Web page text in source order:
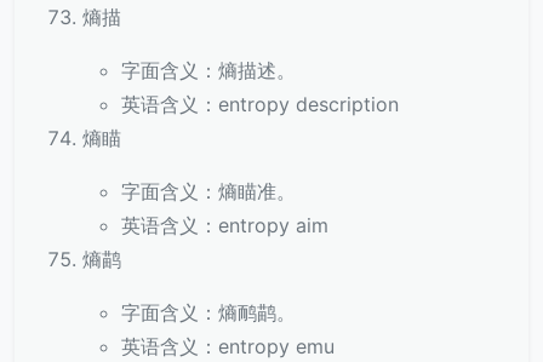
熵描
字面含义：熵描述。
英语含义：entropy description
熵瞄
字面含义：熵瞄准。
英语含义：entropy aim
熵鹋
字面含义：熵鸸鹋。
英语含义：entropy emu